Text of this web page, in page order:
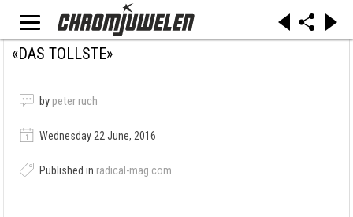
«DAS TOLLSTE»
by peter ruch
Wednesday 22 June, 2016
Published in radical-mag.com